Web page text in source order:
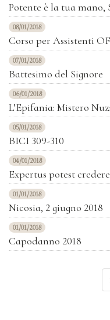
Potente è la tua mano,
08/01/2018
Corso per Assistenti
07/01/2018
Battesimo del Signore
06/01/2018
L’Epifania: Mistero
05/01/2018
BICI 309-310
04/01/2018
Expertus potest
01/01/2018
Nicosia, 2 giugno 2018
01/01/2018
Capodanno 2018